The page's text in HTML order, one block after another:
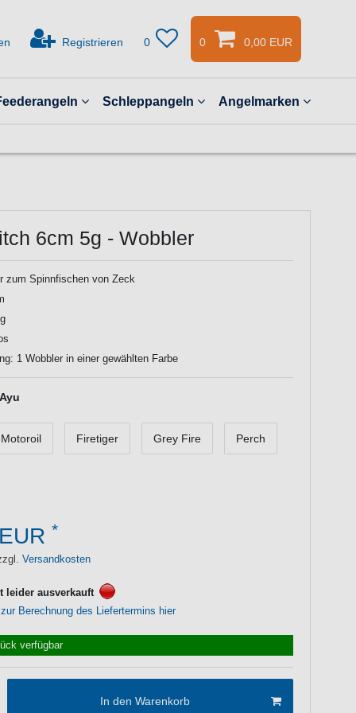
Registrieren 0 0 0,00 EUR
Schleppangeln Angelmarken
6cm 5g - Wobbler
zum Spinnfischen von Zeck
1 Wobbler in einer gewählten Farbe
Ayu
Motoroil Firetiger Grey Fire Perch
*
Versandkosten
leider ausverkauft
Berechnung des Liefertermins hier
verfügbar
In den Warenkorb